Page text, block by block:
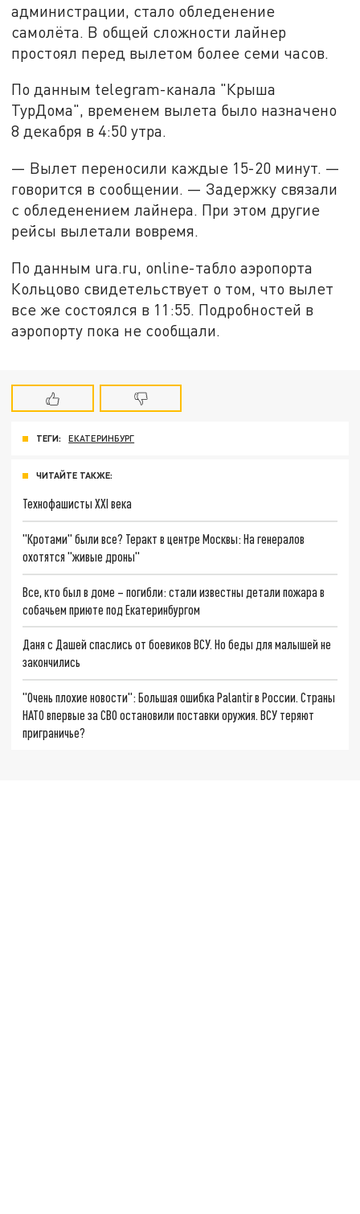
администрации, стало обледенение
самолёта. В общей сложности лайнер
простоял перед вылетом более семи часов.
По данным telegram-канала "Крыша
ТурДома", временем вылета было назначено
8 декабря в 4:50 утра.
— Вылет переносили каждые 15-20 минут. —
говорится в сообщении. — Задержку связали
с обледенением лайнера. При этом другие
рейсы вылетали вовремя.
По данным ura.ru, online-табло аэропорта
Кольцово свидетельствует о том, что вылет
все же состоялся в 11:55. Подробностей в
аэропорту пока не сообщали.
ТЕГИ: ЕКАТЕРИНБУРГ
ЧИТАЙТЕ ТАКЖЕ:
Технофашисты XXI века
"Кротами" были все? Теракт в центре Москвы: На генералов
охотятся "живые дроны"
Все, кто был в доме – погибли: стали известны детали пожара в
собачьем приюте под Екатеринбургом
Даня с Дашей спаслись от боевиков ВСУ. Но беды для малышей не
закончились
"Очень плохие новости": Большая ошибка Palantir в России. Страны
НАТО впервые за СВО остановили поставки оружия. ВСУ теряют
приграничье?